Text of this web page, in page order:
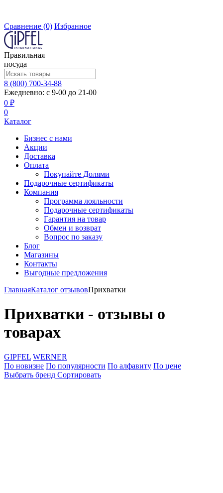
Сравнение (0) Избранное
Правильная
посуда
8 (800) 700-34-88
Ежедневно: с 9-00 до 21-00
0 ₽
0
Каталог
Бизнес с нами
Акции
Доставка
Оплата
Покупайте Долями
Подарочные сертификаты
Компания
Программа лояльности
Подарочные сертификаты
Гарантия на товар
Обмен и возврат
Вопрос по заказу
Блог
Магазины
Контакты
Выгодные предложения
ГлавнаяКаталог отзывовПрихватки
Прихватки - отзывы о
товарах
GIPFEL WERNER
По новизне По популярности По алфавиту По цене
Выбрать бренд Сортировать